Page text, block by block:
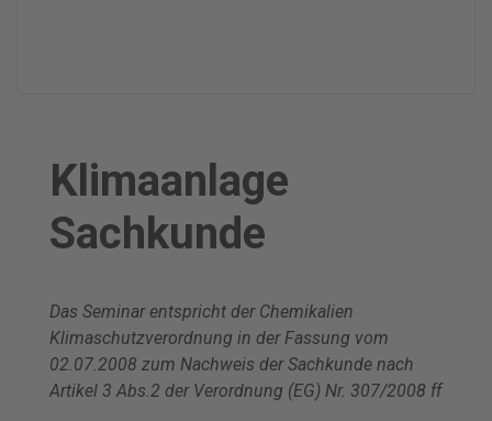
Klimaanlage
Sachkunde
Das Seminar entspricht der Chemikalien
Klimaschutzverordnung in der Fassung vom
02.07.2008 zum Nachweis der Sachkunde nach
Artikel 3 Abs.2 der Verordnung (EG) Nr. 307/2008 ff